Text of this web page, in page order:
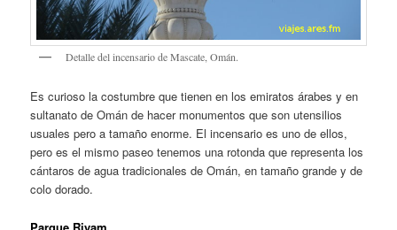
Detalle del incensario de Mascate, Omán.
Es curioso la costumbre que tienen en los emiratos árabes y en
sultanato de Omán de hacer monumentos que son utensilios
usuales pero a tamaño enorme. El incensario es uno de ellos,
pero es el mismo paseo tenemos una rotonda que representa los
cántaros de agua tradicionales de Omán, en tamaño grande y de
colo dorado.
Parque Riyam